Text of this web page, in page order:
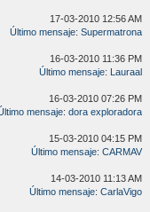
17-03-2010 12:56 AM
Último mensaje: Supermatrona
16-03-2010 11:36 PM
Último mensaje: Lauraal
16-03-2010 07:26 PM
mensaje: dora exploradora
15-03-2010 04:15 PM
Último mensaje: CARMAV
14-03-2010 11:13 AM
Último mensaje: CarlaVigo